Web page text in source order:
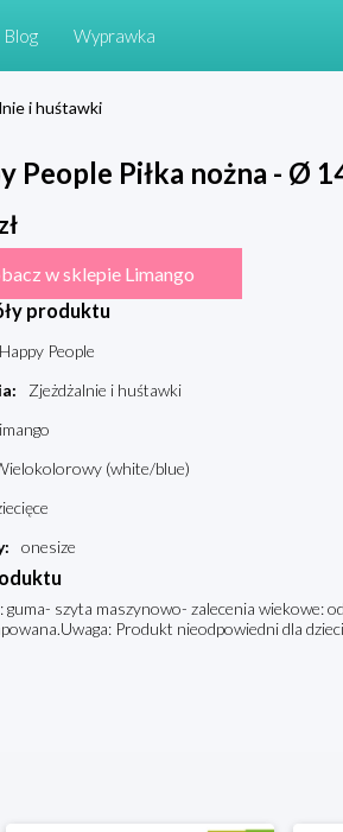
Blog Wyprawka
i huśtawki
People Piłka nożna - Ø
w sklepie Limango
produktu
Happy People
:
Zjeżdżalnie i huśtawki
(white/blue)
: onesize
guma- szyta maszynowo- zalecenia wiekowe:
Produkt nieodpowiedni dla